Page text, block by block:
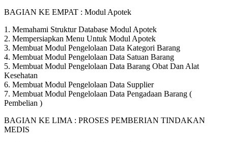
BAGIAN KE EMPAT : Modul Apotek
1. Memahami Struktur Database Modul Apotek
2. Mempersiapkan Menu Untuk Modul Apotek
3. Membuat Modul Pengelolaan Data Kategori Barang
4. Membuat Modul Pengelolaan Data Satuan Barang
5. Membuat Modul Pengelolaan Data Barang Obat Dan Alat
Kesehatan
6. Membuat Modul Pengelolaan Data Supplier
7. Membuat Modul Pengelolaan Data Pengadaan Barang (
Pembelian )
BAGIAN KE LIMA : PROSES PEMBERIAN TINDAKAN
MEDIS